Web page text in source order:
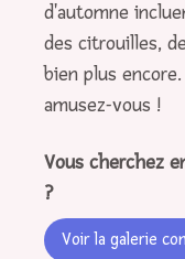
d'automne
des citrouilles,
bien plus
amusez-vous !
Vous cherchez
?
Voir la galerie